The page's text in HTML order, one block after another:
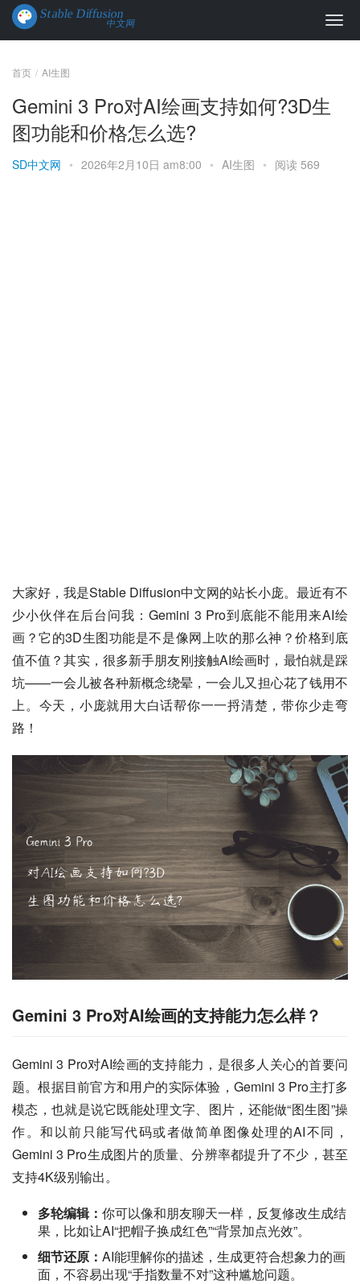
首页 AI生图
Gemini 3 Pro对AI绘画支持如何?3D生
图功能和价格怎么选?
SD中文网 • 2026年2月10日 am8:00 • AI生图 • 阅读 569
大家好，我是Stable Diffusion中文网的站长小庞。最近有不
少小伙伴在后台问我：Gemini 3 Pro到底能不能用来AI绘
画？它的3D生图功能是不是像网上吹的那么神？价格到底
值不值？其实，很多新手朋友刚接触AI绘画时，最怕就是踩
坑——一会儿被各种新概念绕晕，一会儿又担心花了钱用不
上。今天，小庞就用大白话帮你一一捋清楚，带你少走弯
路！
Gemini 3 Pro对AI绘画的支持能力怎么样？
Gemini 3 Pro对AI绘画的支持能力，是很多人关心的首要问
题。根据目前官方和用户的实际体验，Gemini 3 Pro主打多
模态，也就是说它既能处理文字、图片，还能做“图生图”操
作。和以前只能写代码或者做简单图像处理的AI不同，
Gemini 3 Pro生成图片的质量、分辨率都提升了不少，甚至
支持4K级别输出。
多轮编辑： 你可以像和朋友聊天一样，反复修改生成结
果，比如让AI“把帽子换成红色”“背景加点光效”。
细节还原： AI能理解你的描述，生成更符合想象力的画
面，不容易出现“手指数量不对”这种尴尬问题。